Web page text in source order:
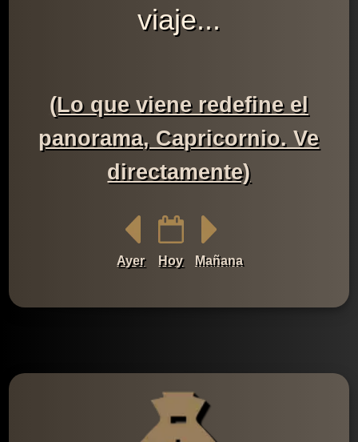
viaje...
(Lo que viene redefine el
panorama, Capricornio. Ve
directamente)
Ayer Hoy Mañana